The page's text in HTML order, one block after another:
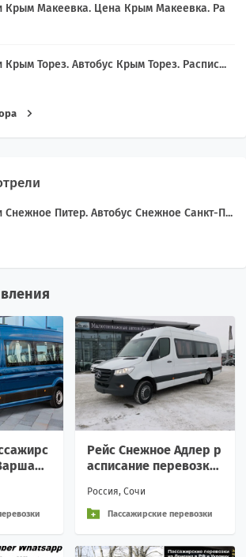
Крым Макеевка. Цена Крым Макеевка. Ра
Крым Торез. Автобус Крым Торез. Распис...
Снежное Питер. Автобус Снежное Санкт-П...
Рейс Снежное Адлер р
асписание перевозки
Вежливое обращение
и
Россия, Сочи
Пассажирские перевозки